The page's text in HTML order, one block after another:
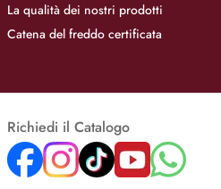
La qualità dei nostri prodotti
Catena del freddo certificata
Richiedi il Catalogo